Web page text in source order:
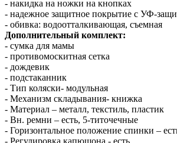
- накидка на ножки на кнопках
- надежное защитное покрытие с УФ-
- обивка: водоотталкивающая, съемная
Дополнительный комплект:
- сумка для мамы
- противомоскитная сетка
- дождевик
- подстаканник
- Тип коляски- модульная
- Механизм складывания- книжка
- Материал – металл, текстиль, пластик
- Вн. ремни – есть, 5-титочечные
- Горизонтальное положение спинки –
- Регулировка капюшона - есть